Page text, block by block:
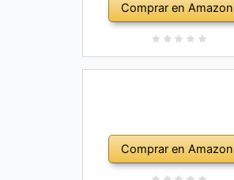
Comprar en Amazon
Comprar en Amazon